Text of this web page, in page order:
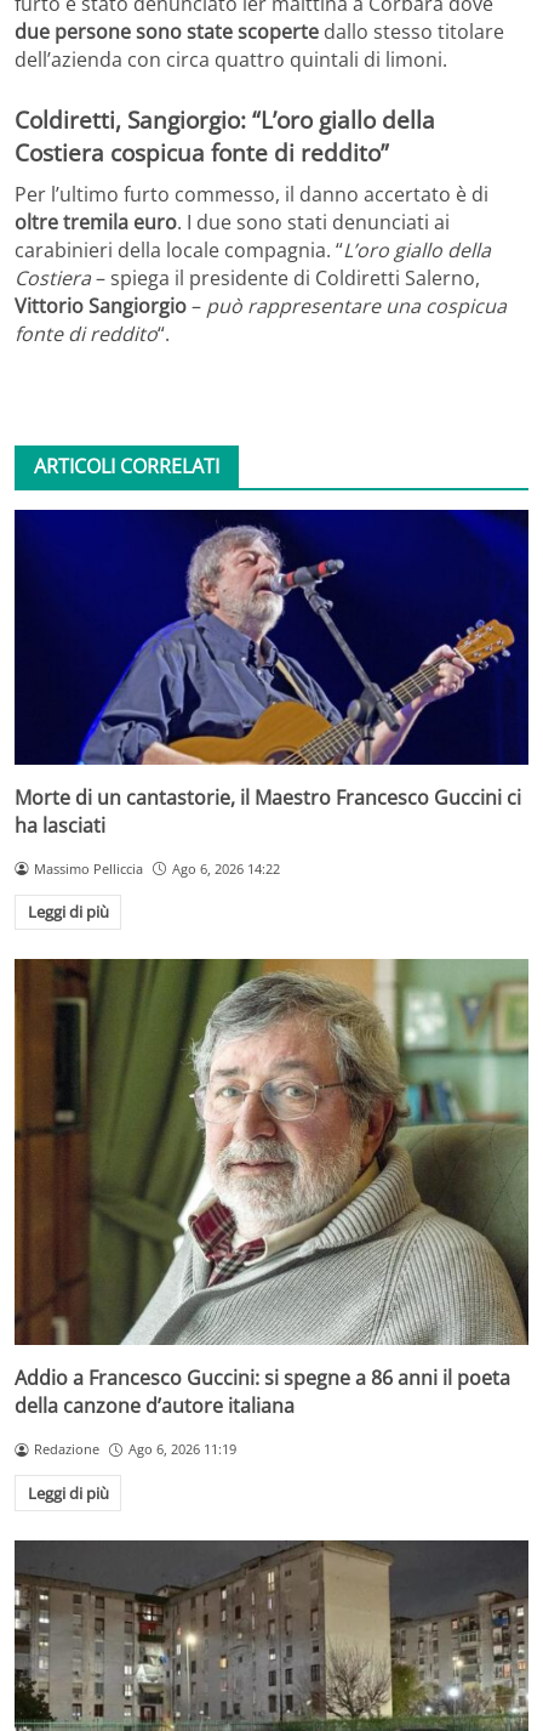
due persone sono state scoperte dallo stesso titolare
dell’azienda con circa quattro quintali di limoni.
Coldiretti, Sangiorgio: “L’oro giallo della
Costiera cospicua fonte di reddito”
Per l’ultimo furto commesso, il danno accertato è di
oltre tremila euro. I due sono stati denunciati ai
carabinieri della locale compagnia. “L’oro giallo della
Costiera– spiega il presidente di Coldiretti Salerno,
Vittorio Sangiorgio– può rappresentare una cospicua
fonte di reddito“.
ARTICOLI CORRELATI
Morte di un cantastorie, il Maestro Francesco Guccini ci
ha lasciati
Massimo Pelliccia Ago 6, 2026 14:22
Leggi di più
Addio a Francesco Guccini: si spegne a 86 anni il poeta
della canzone d’autore italiana
Redazione Ago 6, 2026 11:19
Leggi di più